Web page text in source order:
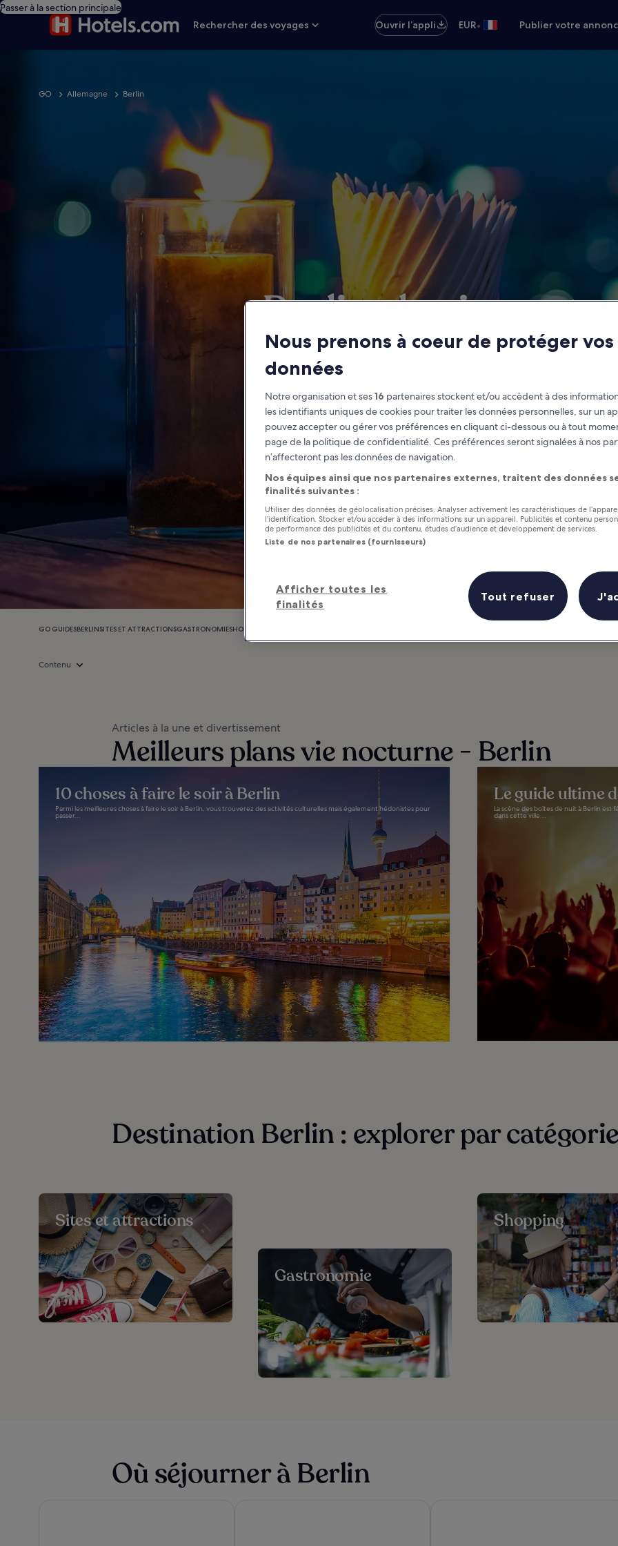
Passer à la section principale
Rechercher des voyages
Ouvrir l’appli EUR• Publier votre
GO Allemagne Berlin
Berlin : la vie
Berlin : votre guide de voyage
GO GUIDESBERLINSITES ET ATTRACTIONSGASTRONOMIESHOPPING
Contenu
Articles à la une et divertissement
Meilleurs plans vie nocturne - Berlin
10 choses à faire le soir à Berlin
Parmi les meilleures choses à faire le soir à Berlin, vous trouverez des activités culturelles mais également hédonistes pour
passer...
Le guide ultime
La scène des boîtes de nuit à Berlin
dans cette ville...
Destination Berlin : explorer par
Sites et attractions
Gastronomie
Shopping
Où séjourner à Berlin
Nous prenons à coeur de protéger vos
données
Notre organisation et ses16 partenaires stockent et/ou accèdent à des
les identifiants uniques de cookies pour traiter les données personnelles, sur un
pouvez accepter ou gérer vos préférences en cliquant ci-dessous ou à tout
page de la politique de confidentialité. Ces préférences seront signalées à nos
n’affecteront pas les données de navigation.
Nos équipes ainsi que nos partenaires externes, traitent des données
finalités suivantes :
Utiliser des données de géolocalisation précises. Analyser activement les caractéristiques de
l’identification. Stocker et/ou accéder à des informations sur un appareil. Publicités et contenu
de performance des publicités et du contenu, études d’audience et développement de services.
Liste de nos partenaires (fournisseurs)
Afficher toutes les
finalités
Tout refuser